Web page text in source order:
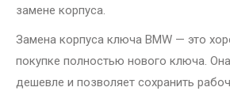
замене корпуса.
Замена корпуса ключа BMW — это
покупке полностью нового ключа.
дешевле и позволяет сохранить